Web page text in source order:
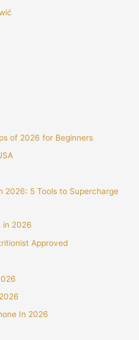
of 2026 for Beginners
2026: 5 Tools to Supercharge
in 2026
Approved
In 2026